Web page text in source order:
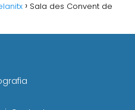
Sala des Convent de